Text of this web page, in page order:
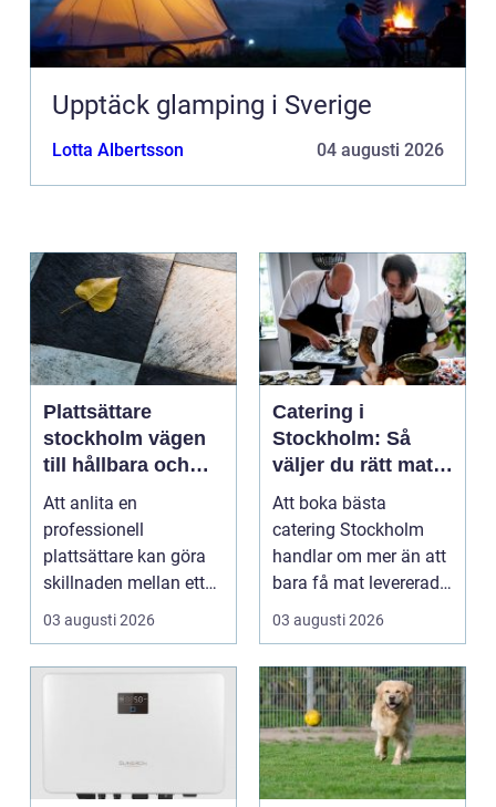
Upptäck glamping i Sverige
Lotta Albertsson 04 augusti 2026
Plattsättare
stockholm vägen
till hållbara och
vackra ytor
hemma
Att anlita en
professionell
plattsättare kan göra
skillnaden mellan ett
rum som bara fungerar
och et...
03 augusti 2026
Catering i
Stockholm: Så
väljer du rätt mat
till ditt evenemang
Att boka bästa
catering Stockholm
handlar om mer än att
bara få mat levererad.
R&aum...
03 augusti 2026